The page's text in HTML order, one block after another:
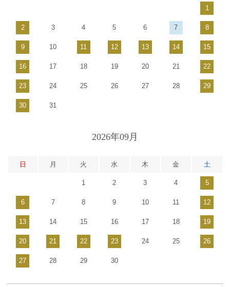
1
2 3 4 5 6 7 8
9 10 11 12 13 14 15
16 17 18 19 20 21 22
23 24 25 26 27 28 29
30 31
2026年09月
日 月 火 水 木 金 土
1 2 3 4 5
6 7 8 9 10 11 12
13 14 15 16 17 18 19
20 21 22 23 24 25 26
27 28 29 30